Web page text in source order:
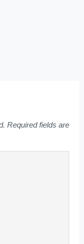
Required fields are